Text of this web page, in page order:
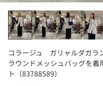
コラージュ ガリャルダガラ
ラウンドメッシュバッグを着
ト（83788589）